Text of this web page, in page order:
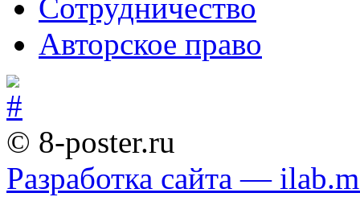
Сотрудничество
Авторское право
© 8-poster.ru
Разработка сайта —